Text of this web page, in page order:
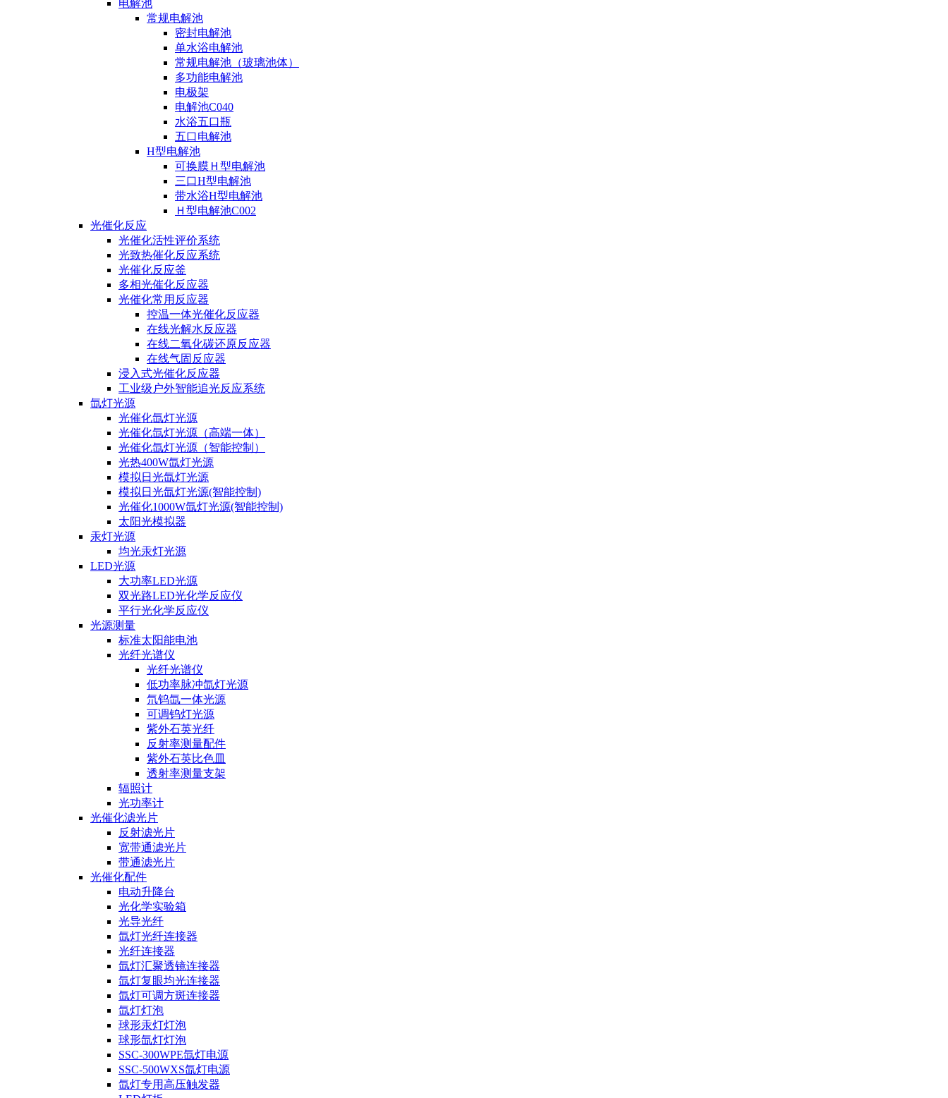
电解池
常规电解池
密封电解池
单水浴电解池
常规电解池（玻璃池体）
多功能电解池
电极架
电解池C040
水浴五口瓶
五口电解池
H型电解池
可换膜Ｈ型电解池
三口H型电解池
带水浴H型电解池
Ｈ型电解池C002
光催化反应
光催化活性评价系统
光致热催化反应系统
光催化反应釜
多相光催化反应器
光催化常用反应器
控温一体光催化反应器
在线光解水反应器
在线二氧化碳还原反应器
在线气固反应器
浸入式光催化反应器
工业级户外智能追光反应系统
氙灯光源
光催化氙灯光源
光催化氙灯光源（高端一体）
光催化氙灯光源（智能控制）
光热400W氙灯光源
模拟日光氙灯光源
模拟日光氙灯光源(智能控制)
光催化1000W氙灯光源(智能控制)
太阳光模拟器
汞灯光源
均光汞灯光源
LED光源
大功率LED光源
双光路LED光化学反应仪
平行光化学反应仪
光源测量
标准太阳能电池
光纤光谱仪
光纤光谱仪
低功率脉冲氙灯光源
氘钨氙一体光源
可调钨灯光源
紫外石英光纤
反射率测量配件
紫外石英比色皿
透射率测量支架
辐照计
光功率计
光催化滤光片
反射滤光片
宽带通滤光片
带通滤光片
光催化配件
电动升降台
光化学实验箱
光导光纤
氙灯光纤连接器
光纤连接器
氙灯汇聚透镜连接器
氙灯复眼均光连接器
氙灯可调方斑连接器
氙灯灯泡
球形汞灯灯泡
球形氙灯灯泡
SSC-300WPE氙灯电源
SSC-500WXS氙灯电源
氙灯专用高压触发器